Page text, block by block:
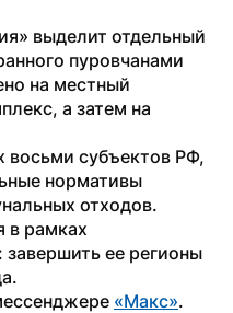
выделит отдельный
пуровчанами
на местный
а затем на
восьми субъектов РФ,
нормативы
отходов.
в рамках
ее регионы
«Макс».